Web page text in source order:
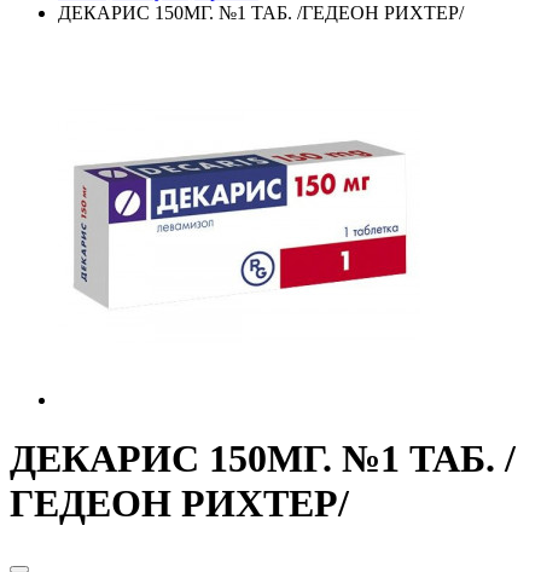
ДЕКАРИС 150МГ. №1 ТАБ. /ГЕДЕОН РИХТЕР/
ДЕКАРИС 150МГ. №1 ТАБ. /
ГЕДЕОН РИХТЕР/